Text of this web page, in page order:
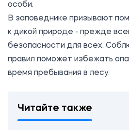
особи.
В заповеднике призывают
к дикой природе - прежде
безопасности для всех.
правил поможет избежать
время пребывания в лесу.
Читайте также